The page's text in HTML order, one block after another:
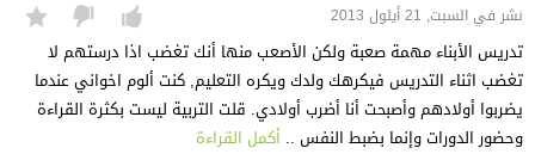
نشر في السبت, 21 أيلول 2013
تدريس الأبناء مهمة صعبة ولكن الأصعب منها أنك تغضب اذا درستهم لا
تغضب اثناء التدريس فيكرهك ولدك ويكره التعليم, كنت ألوم اخواني عندما
يضربوا أولادهم وأصبحت أنا أضرب أولادي. قلت التربية ليست بكثرة القراءة
وحضور الدورات وإنما بضبط النفس .. أكمل القراءة